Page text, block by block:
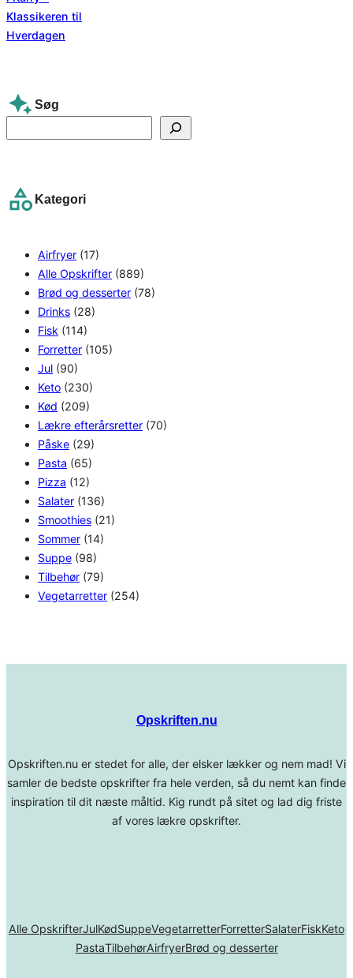
Søg
e
c
Kategori
Airfryer (17)
Alle Opskrifter (889)
Brød og desserter (78)
Drinks (28)
Fisk (114)
Forretter (105)
Jul (90)
Keto (230)
Kød (209)
Lækre efterårsretter (70)
Påske (29)
Pasta (65)
Pizza (12)
Salater (136)
Smoothies (21)
Sommer (14)
Suppe (98)
Tilbehør (79)
Vegetarretter (254)
Opskriften.nu
Opskriften.nu er stedet for alle, der elsker lækker og nem mad! Vi
samler de bedste opskrifter fra hele verden, så du nemt kan finde
inspiration til dit næste måltid. Kig rundt på sitet og lad dig friste
af vores lækre opskrifter.
Alle OpskrifterJulKødSuppeVegetarretterForretterSalaterFiskKeto
PastaTilbehørAirfryerBrød og desserter